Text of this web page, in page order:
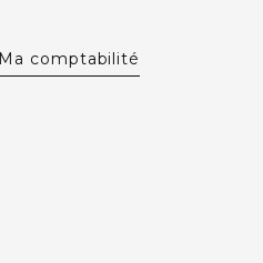
Ma comptabilité